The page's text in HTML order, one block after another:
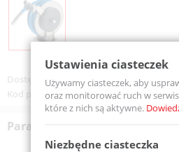
Dostępność:Na zamówienie
Kod produktu:VGLX205825ST
Parametry techniczne
Ustawienia ciasteczek
Używamy ciasteczek, aby
oraz monitorować ruch w
które z nich są aktywne.
Niezbędne ciasteczka